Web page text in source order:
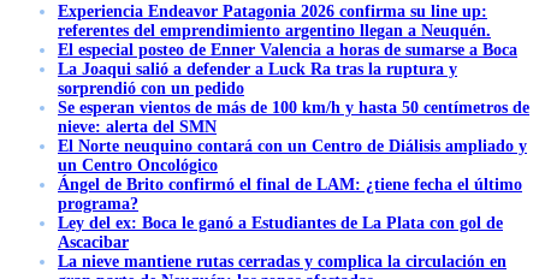
Experiencia Endeavor Patagonia 2026 confirma su line up:
referentes del emprendimiento argentino llegan a Neuquén.
El especial posteo de Enner Valencia a horas de sumarse a Boca
La Joaqui salió a defender a Luck Ra tras la ruptura y
sorprendió con un pedido
Se esperan vientos de más de 100 km/h y hasta 50 centímetros de
nieve: alerta del SMN
El Norte neuquino contará con un Centro de Diálisis ampliado y
un Centro Oncológico
Ángel de Brito confirmó el final de LAM: ¿tiene fecha el último
programa?
Ley del ex: Boca le ganó a Estudiantes de La Plata con gol de
Ascacibar
La nieve mantiene rutas cerradas y complica la circulación en